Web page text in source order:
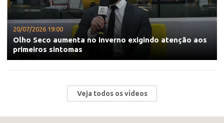
20/07/2026 19:00
Olho Seco aumenta no inverno exigindo atenção aos
primeiros sintomas
Veja todos os vídeos